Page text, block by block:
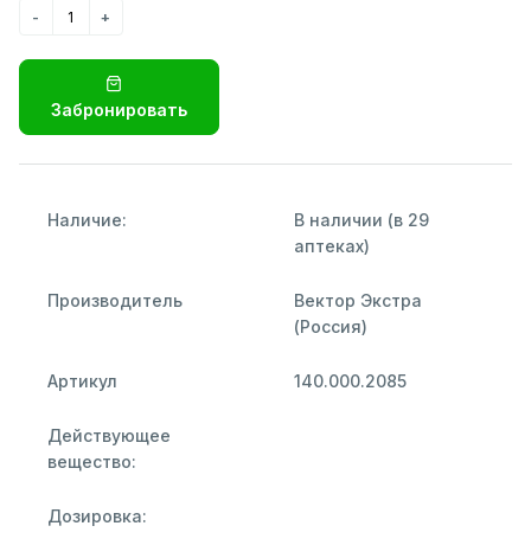
Забронировать
Наличие:
В наличии (в 29
аптеках)
Производитель
Вектор Экстра
(Россия)
Артикул 140.000.2085
Действующее
вещество:
Дозировка: